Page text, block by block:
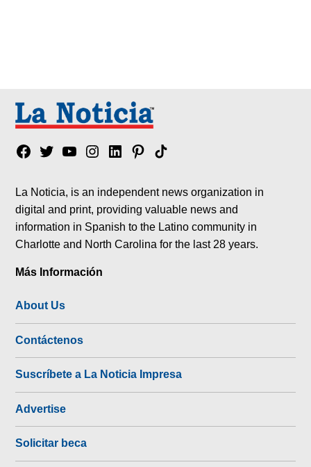
Facebook
TwitterYouTubeInstagram
LinkedinPinterest
Tik
La Noticia, is an independent news organization in
digital and print, providing valuable news and
information in Spanish to the Latino community in
Charlotte and North Carolina for the last 28 years.
Más Información
About Us
Contáctenos
Suscríbete a La Noticia Impresa
Advertise
Solicitar beca